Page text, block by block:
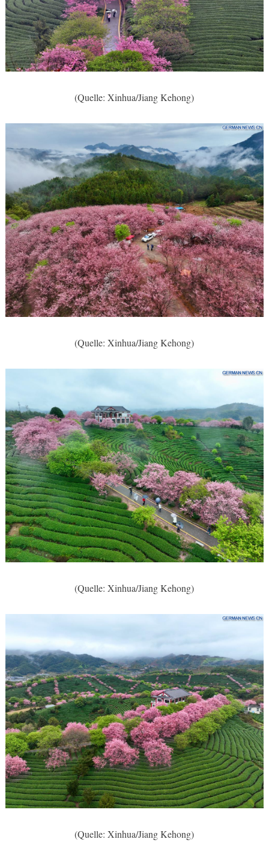
(Quelle: Xinhua/Jiang Kehong)
(Quelle: Xinhua/Jiang Kehong)
(Quelle: Xinhua/Jiang Kehong)
(Quelle: Xinhua/Jiang Kehong)